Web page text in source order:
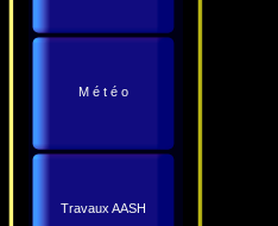
M é t é o
Travaux AASH